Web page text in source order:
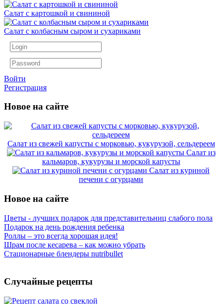
Салат с картошкой и свининой
Салат с колбасным сыром и сухариками
Войти
Регистрация
Новое на сайте
Салат из свежей капусты с морковью, кукурузой, сельдереем
Салат из
кальмаров, кукурузы и морской капусты
Салат из куриной
печени с огурцами
Новое на сайте
Цветы - лучших подарок для представительниц слабого пола
Подарок на день рождения ребенка
Роллы – это всегда хорошая идея!
Шрам после кесарева – как можно убрать
Стационарные блендеры nutribullet
Случайные рецепты